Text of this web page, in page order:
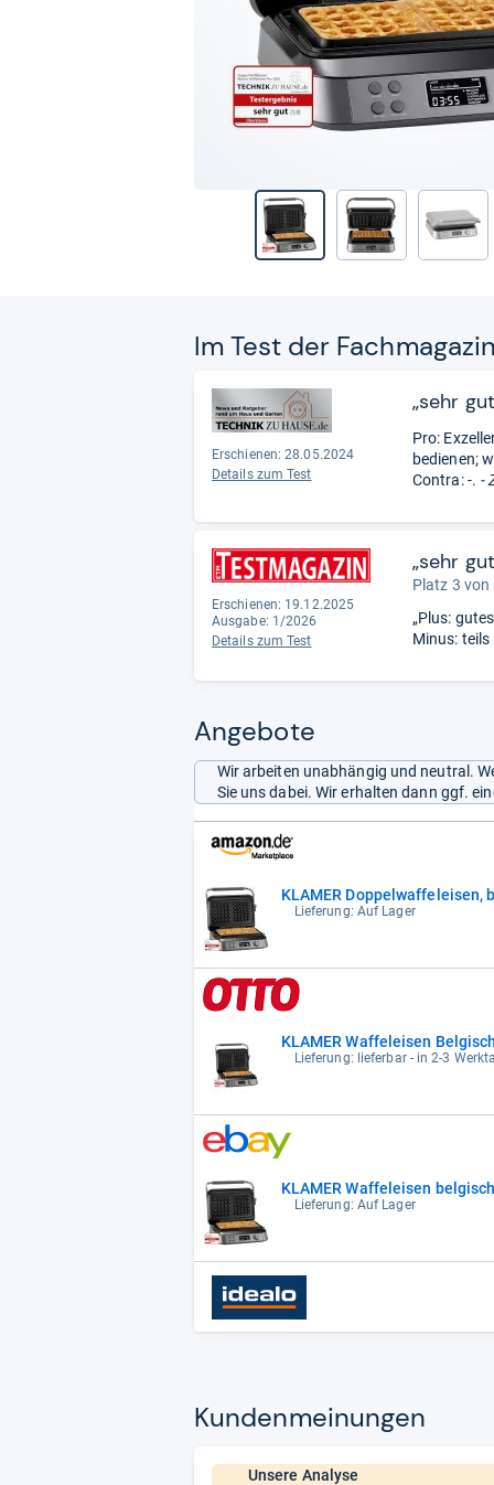
Im Test der
Erschienen: 28.05.2024
Details zum Test
„sehr
Pro:
bedienen;
Contra: -. -
Erschienen: 19.12.2025
Ausgabe: 1/2026
Details zum Test
„sehr
Platz 3 von
„Plus:
Minus: teils
Angebote
Wir arbeiten unabhängig und neutral.
Sie uns dabei. Wir erhalten dann ggf.
KLAMER
Lieferung: Auf Lager
KLAMER Waffeleisen
Lieferung: lieferbar - in 2-3
KLAMER Waffeleisen
Lieferung: Auf Lager
Kun­den­mei­nun­gen
Unsere Analyse